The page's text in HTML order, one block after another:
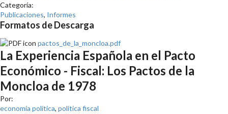
Categoría:
Publicaciones, Informes
Formatos de Descarga
pactos_de_la_moncloa.pdf
La Experiencia Española en el Pacto
Económico - Fiscal: Los Pactos de la
Moncloa de 1978
Por:
economía política, política fiscal